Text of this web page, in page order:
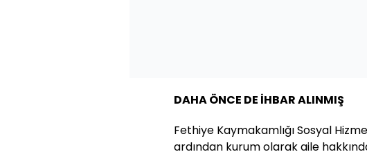
DAHA ÖNCE DE İHBAR ALINMIŞ
Fethiye Kaymakamlığı Sosyal
ardından kurum olarak aile